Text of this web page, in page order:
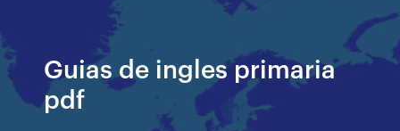
Guias de ingles primaria
pdf